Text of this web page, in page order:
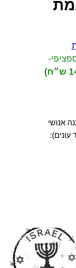
אנושי
עונים):